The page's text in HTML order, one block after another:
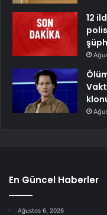
12
En Güncel Haberler
Ağustos 6, 2026